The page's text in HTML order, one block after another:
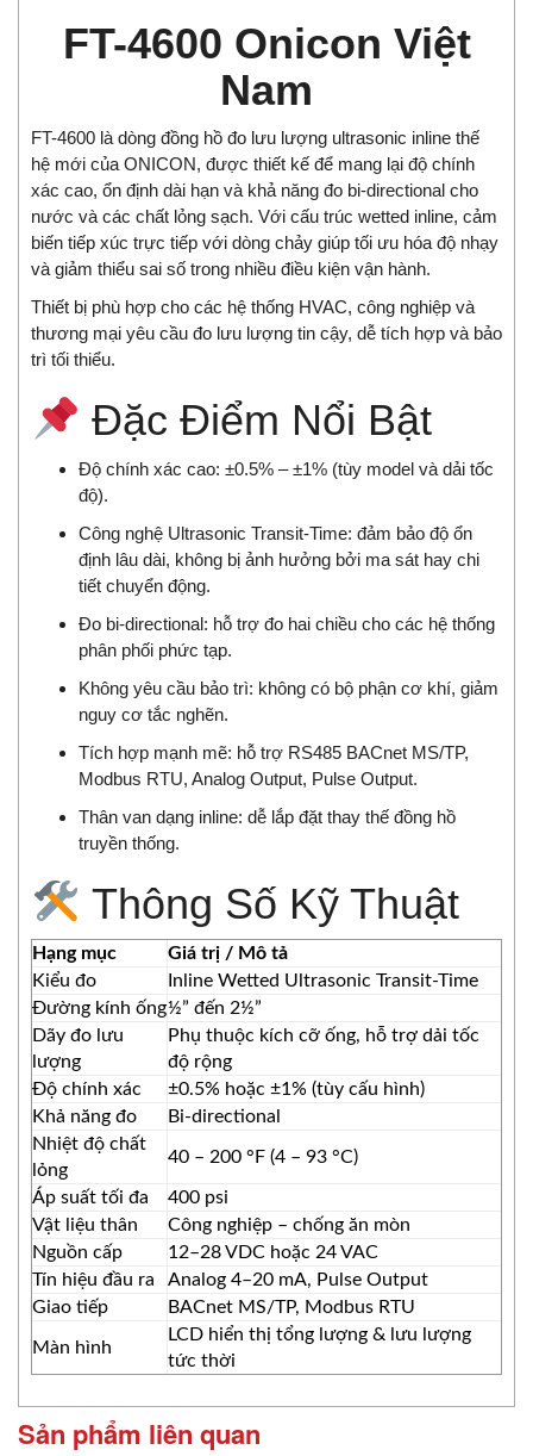
FT-4600 Onicon Việt
Nam
FT-4600 là dòng đồng hồ đo lưu lượng ultrasonic inline thế
hệ mới của ONICON, được thiết kế để mang lại độ chính
xác cao, ổn định dài hạn và khả năng đo bi-directional cho
nước và các chất lỏng sạch. Với cấu trúc wetted inline, cảm
biến tiếp xúc trực tiếp với dòng chảy giúp tối ưu hóa độ nhạy
và giảm thiểu sai số trong nhiều điều kiện vận hành.
Thiết bị phù hợp cho các hệ thống HVAC, công nghiệp và
thương mại yêu cầu đo lưu lượng tin cậy, dễ tích hợp và bảo
trì tối thiểu.
Đặc Điểm Nổi Bật
Độ chính xác cao: ±0.5% – ±1% (tùy model và dải tốc
độ).
Công nghệ Ultrasonic Transit-Time: đảm bảo độ ổn
định lâu dài, không bị ảnh hưởng bởi ma sát hay chi
tiết chuyển động.
Đo bi-directional: hỗ trợ đo hai chiều cho các hệ thống
phân phối phức tạp.
Không yêu cầu bảo trì: không có bộ phận cơ khí, giảm
nguy cơ tắc nghẽn.
Tích hợp mạnh mẽ: hỗ trợ RS485 BACnet MS/TP,
Modbus RTU, Analog Output, Pulse Output.
Thân van dạng inline: dễ lắp đặt thay thế đồng hồ
truyền thống.
Thông Số Kỹ Thuật
Hạng mục
Giá trị / Mô tả
Kiểu đo
Inline Wetted Ultrasonic Transit-Time
Đường kính ống½” đến 2½”
Dãy đo lưu
lượng
Phụ thuộc kích cỡ ống, hỗ trợ dải tốc
độ rộng
Độ chính xác
±0.5% hoặc ±1% (tùy cấu hình)
Khả năng đo
Bi-directional
Nhiệt độ chất
lỏng
40 – 200 °F (4 – 93 °C)
Áp suất tối đa
400 psi
Vật liệu thân
Công nghiệp – chống ăn mòn
Nguồn cấp
12–28 VDC hoặc 24 VAC
Tín hiệu đầu ra
Analog 4–20 mA, Pulse Output
Giao tiếp
BACnet MS/TP, Modbus RTU
Màn hình
LCD hiển thị tổng lượng & lưu lượng
tức thời
Sản phẩm liên quan